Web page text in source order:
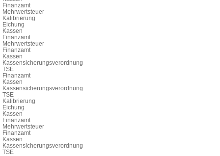
Finanzamt
Mehrwertsteuer
Kalibrierung
Eichung
Kassen
Finanzamt
Mehrwertsteuer
Finanzamt
Kassen
Kassensicherungsverordnung
TSE
Finanzamt
Kassen
Kassensicherungsverordnung
TSE
Kalibrierung
Eichung
Kassen
Finanzamt
Mehrwertsteuer
Finanzamt
Kassen
Kassensicherungsverordnung
TSE